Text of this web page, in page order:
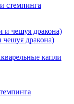
стемпинга
чешуя дракона)
капли